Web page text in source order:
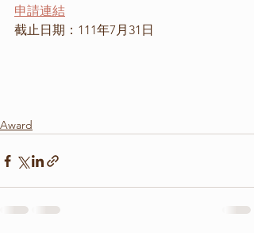
申請連結
截止日期：111年7月31日
Award